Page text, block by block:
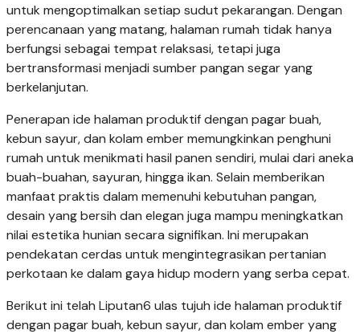
untuk mengoptimalkan setiap sudut pekarangan. Dengan
perencanaan yang matang, halaman rumah tidak hanya
berfungsi sebagai tempat relaksasi, tetapi juga
bertransformasi menjadi sumber pangan segar yang
berkelanjutan.
Penerapan ide halaman produktif dengan pagar buah,
kebun sayur, dan kolam ember memungkinkan penghuni
rumah untuk menikmati hasil panen sendiri, mulai dari aneka
buah-buahan, sayuran, hingga ikan. Selain memberikan
manfaat praktis dalam memenuhi kebutuhan pangan,
desain yang bersih dan elegan juga mampu meningkatkan
nilai estetika hunian secara signifikan. Ini merupakan
pendekatan cerdas untuk mengintegrasikan pertanian
perkotaan ke dalam gaya hidup modern yang serba cepat.
Berikut ini telah Liputan6 ulas tujuh ide halaman produktif
dengan pagar buah, kebun sayur, dan kolam ember yang